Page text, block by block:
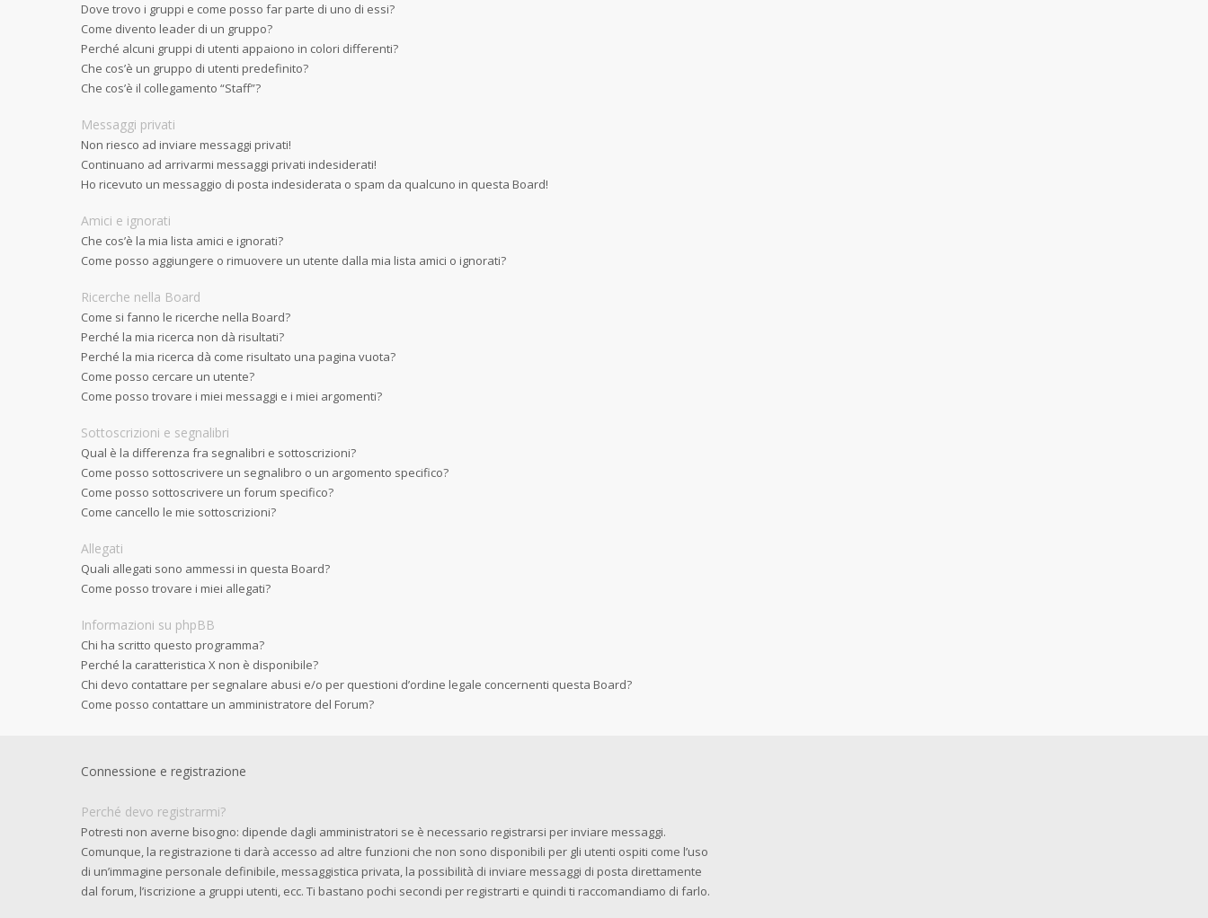
Dove trovo i gruppi e come posso far parte di uno di essi?
Come divento leader di un gruppo?
Perché alcuni gruppi di utenti appaiono in colori differenti?
Che cos’è un gruppo di utenti predefinito?
Che cos’è il collegamento “Staff”?
Messaggi privati
Non riesco ad inviare messaggi privati!
Continuano ad arrivarmi messaggi privati indesiderati!
Ho ricevuto un messaggio di posta indesiderata o spam da qualcuno in questa Board!
Amici e ignorati
Che cos’è la mia lista amici e ignorati?
Come posso aggiungere o rimuovere un utente dalla mia lista amici o ignorati?
Ricerche nella Board
Come si fanno le ricerche nella Board?
Perché la mia ricerca non dà risultati?
Perché la mia ricerca dà come risultato una pagina vuota?
Come posso cercare un utente?
Come posso trovare i miei messaggi e i miei argomenti?
Sottoscrizioni e segnalibri
Qual è la differenza fra segnalibri e sottoscrizioni?
Come posso sottoscrivere un segnalibro o un argomento specifico?
Come posso sottoscrivere un forum specifico?
Come cancello le mie sottoscrizioni?
Allegati
Quali allegati sono ammessi in questa Board?
Come posso trovare i miei allegati?
Informazioni su phpBB
Chi ha scritto questo programma?
Perché la caratteristica X non è disponibile?
Chi devo contattare per segnalare abusi e/o per questioni d’ordine legale concernenti questa Board?
Come posso contattare un amministratore del Forum?
Connessione e registrazione
Perché devo registrarmi?
Potresti non averne bisogno: dipende dagli amministratori se è necessario registrarsi per inviare messaggi.
Comunque, la registrazione ti darà accesso ad altre funzioni che non sono disponibili per gli utenti ospiti come l’uso
di un’immagine personale definibile, messaggistica privata, la possibilità di inviare messaggi di posta direttamente
dal forum, l’iscrizione a gruppi utenti, ecc. Ti bastano pochi secondi per registrarti e quindi ti raccomandiamo di farlo.